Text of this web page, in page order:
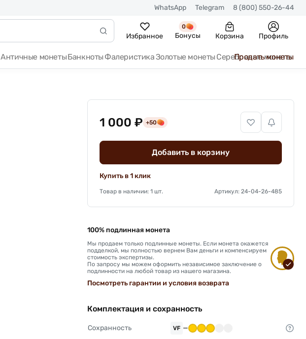
WhatsApp Telegram 8 (800) 550-26-44
Избранное
0
Бонусы Корзина Профиль
Античные монетыБанкноты ФалеристикаЗолотые монеты Серебряные монеты
Продать монеты
1 000 ₽ +50
Добавить в корзину
Купить в 1 клик
Товар в наличии: 1 шт. Артикул: 24-04-26-485
100% подлинная монета
Мы продаем только подлинные монеты. Если монета окажется
подделкой, мы полностью вернем Вам деньги и компенсируем
стоимость экспертизы.
По запросу мы можем оформить независимое заключение о
подлинности на любой товар из нашего магазина.
Посмотреть гарантии и условия возврата
Комплектация и сохранность
Сохранность VF —